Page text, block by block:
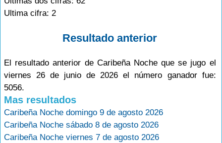
Ultima cifra: 2
Resultado anterior
El resultado anterior de Caribeña Noche que se jugo el
viernes 26 de junio de 2026 el número ganador fue:
5056.
Mas resultados
Caribeña Noche domingo 9 de agosto 2026
Caribeña Noche sábado 8 de agosto 2026
Caribeña Noche viernes 7 de agosto 2026